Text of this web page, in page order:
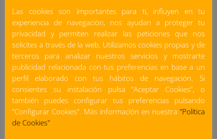
Controlador de estado
del aceite TMEH 1 SKF
Datalogger MB-3TL
Las cookies son importantes para ti, influyen en tu
experiencia de navegación, nos ayudan a proteger tu
privacidad y permiten realizar las peticiones que nos
solicites a través de la web. Utilizamos cookies propias y de
terceros para analizar nuestros servicios y mostrarte
publicidad relacionada con tus preferencias en base a un
perfil elaborado con tus hábitos de navegación. Si
consientes su instalación pulsa "Aceptar Cookies", o
también puedes configurar tus preferencias pulsando
"Configurar Cookies". Más información en nuestra "Política
de Cookies"